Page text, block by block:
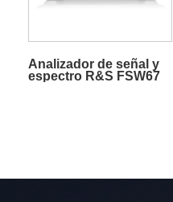
Analizador de señal y
espectro R&S FSW67